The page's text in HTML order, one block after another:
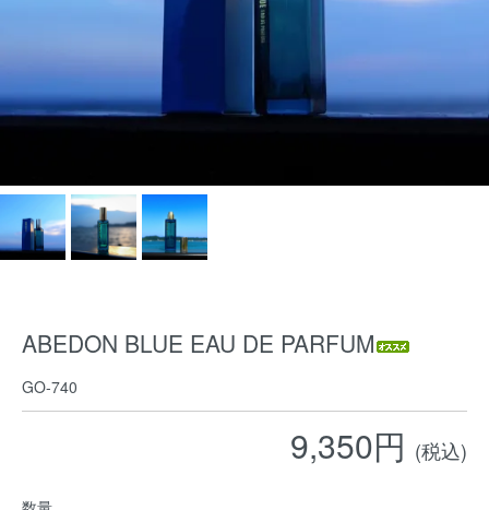
ABEDON BLUE EAU DE PARFUM
GO-740
9,350円 (税込)